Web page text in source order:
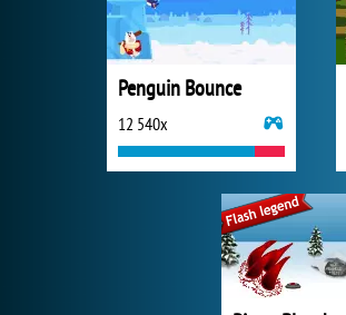
Penguin Bounce
12 540x